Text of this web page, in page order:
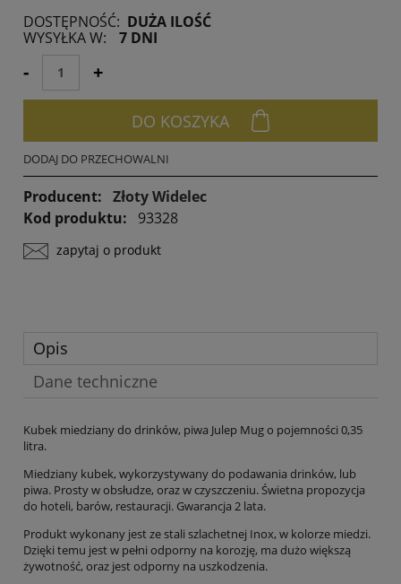
DOSTĘPNOŚĆ: DUŻA ILOŚĆ
WYSYŁKA W:
7 DNI
- +
DO KOSZYKA
DODAJ DO PRZECHOWALNI
Producent: Złoty Widelec
Kod produktu:
93328
zapytaj o produkt
Opis
Dane techniczne
Kubek miedziany do drinków, piwa Julep Mug o pojemności 0,35
litra.
Miedziany kubek, wykorzystywany do podawania drinków, lub
piwa. Prosty w obsłudze, oraz w czyszczeniu. Świetna propozycja
do hoteli, barów, restauracji. Gwarancja 2 lata.
Produkt wykonany jest ze stali szlachetnej Inox, w kolorze miedzi.
Dzięki temu jest w pełni odporny na korozję, ma dużo większą
żywotność, oraz jest odporny na uszkodzenia.